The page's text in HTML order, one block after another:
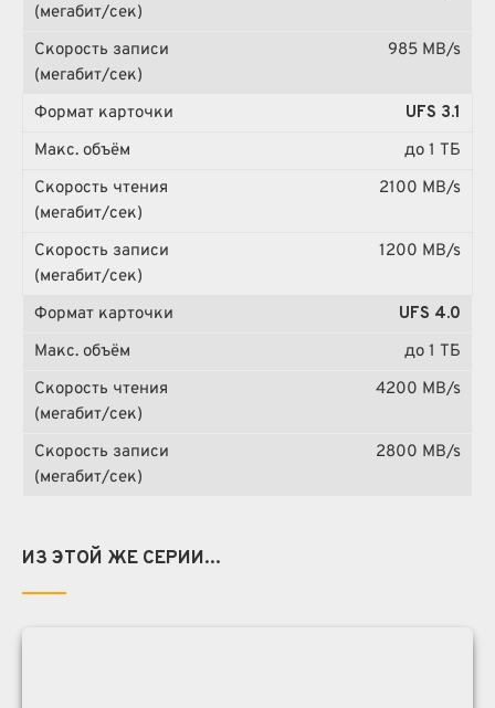
985 MB/s
UFS 3.1
до 1 ТБ
2100 MB/s
1200 MB/s
UFS 4.0
до 1 ТБ
4200 MB/s
2800 MB/s
ИЗ ЭТОЙ ЖЕ СЕРИИ...